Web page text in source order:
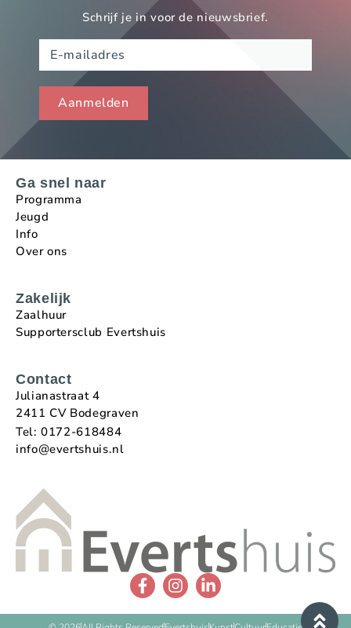
Schrijf je in voor de nieuwsbrief.
Ga snel naar
Programma
Jeugd
Info
Over ons
Zakelijk
Zaalhuur
Supportersclub Evertshuis
Contact
Julianastraat 4
2411 CV Bodegraven
Tel: 0172-618484
info@evertshuis.nl